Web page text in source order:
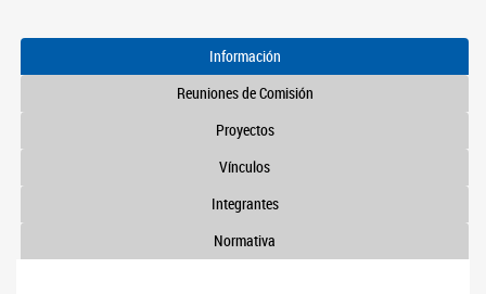
Información
Reuniones de Comisión
Proyectos
Vínculos
Integrantes
Normativa